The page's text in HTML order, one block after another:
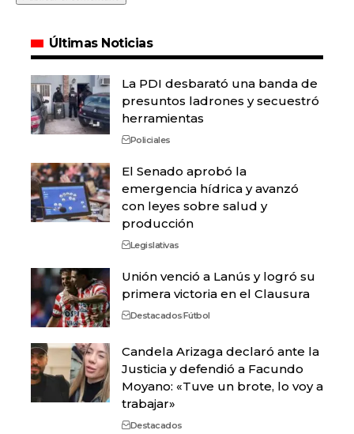
Últimas Noticias
La PDI desbarató una banda de
presuntos ladrones y secuestró
herramientas
Policiales
El Senado aprobó la
emergencia hídrica y avanzó
con leyes sobre salud y
producción
Legislativas
Unión venció a Lanús y logró su
primera victoria en el Clausura
DestacadosFútbol
Candela Arizaga declaró ante la
Justicia y defendió a Facundo
Moyano: «Tuve un brote, lo voy a
trabajar»
Destacados